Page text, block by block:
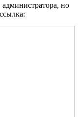
но